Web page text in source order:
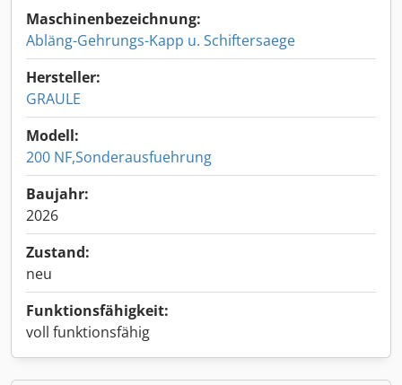
Maschinenbezeichnung:
Abläng-Gehrungs-Kapp u. Schiftersaege
Hersteller:
GRAULE
Modell:
200 NF,Sonderausfuehrung
Baujahr:
2026
Zustand:
neu
Funktionsfähigkeit:
voll funktionsfähig